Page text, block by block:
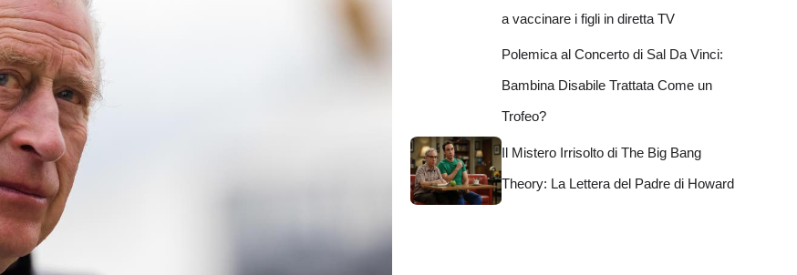
a vaccinare i figli in diretta TV
Polemica al Concerto di Sal Da Vinci:
Bambina Disabile Trattata Come un
Trofeo?
Il Mistero Irrisolto di The Big Bang
Theory: La Lettera del Padre di Howard